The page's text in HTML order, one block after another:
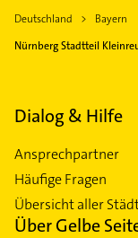
Deutschland Bayern
Nürnberg Stadtteil
Dialog & Hilfe
Ansprechpartner
Häufige Fragen
Übersicht aller
Über Gelbe